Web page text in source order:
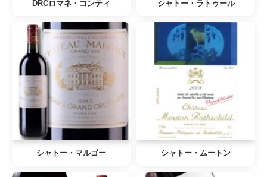
DRCロマネ・コンティ シャトー・ラトゥール
シャトー・マルゴー シャトー・ムートン